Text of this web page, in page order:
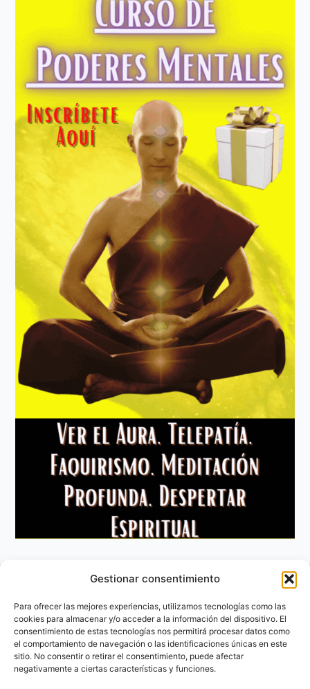
Gestionar consentimiento
Para ofrecer las mejores experiencias, utilizamos tecnologías como las
cookies para almacenar y/o acceder a la información del dispositivo. El
consentimiento de estas tecnologías nos permitirá procesar datos como
el comportamiento de navegación o las identificaciones únicas en este
sitio. No consentir o retirar el consentimiento, puede afectar
negativamente a ciertas características y funciones.
Aviso Legal
Política de privacidad
Política de Cookies
Contacto